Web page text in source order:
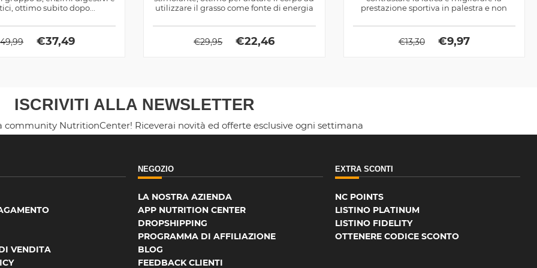
ottimo subito dopo...
49,99 €37,49
utilizzare il grasso come fonte di energia
€29,95 €22,46
prestazione sportiva in palestra e non
€13,30 €9,97
ISCRIVITI ALLA NEWSLETTER
community NutritionCenter! Riceverai novità ed offerte esclusive ogni settimana
VENDITA
NEGOZIO
LA NOSTRA AZIENDA
APP NUTRITION CENTER
DROPSHIPPING
PROGRAMMA DI AFFILIAZIONE
BLOG
FEEDBACK CLIENTI
EXTRA SCONTI
NC POINTS
LISTINO PLATINUM
LISTINO FIDELITY
OTTENERE CODICE SCONTO